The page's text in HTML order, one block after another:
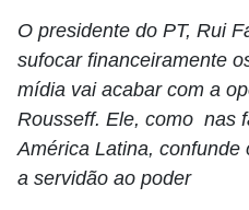
O presidente do PT, Rui
sufocar financeiramente
mídia vai acabar com a
Rousseff. Ele, como nas
América Latina,
a servidão ao poder